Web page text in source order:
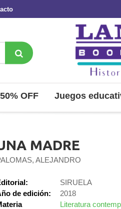
50% OFF Juegos
MADRE
ALEJANDRO
SIRUELA
de edición:
2018
Literatura